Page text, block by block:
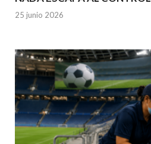
25 junio 2026